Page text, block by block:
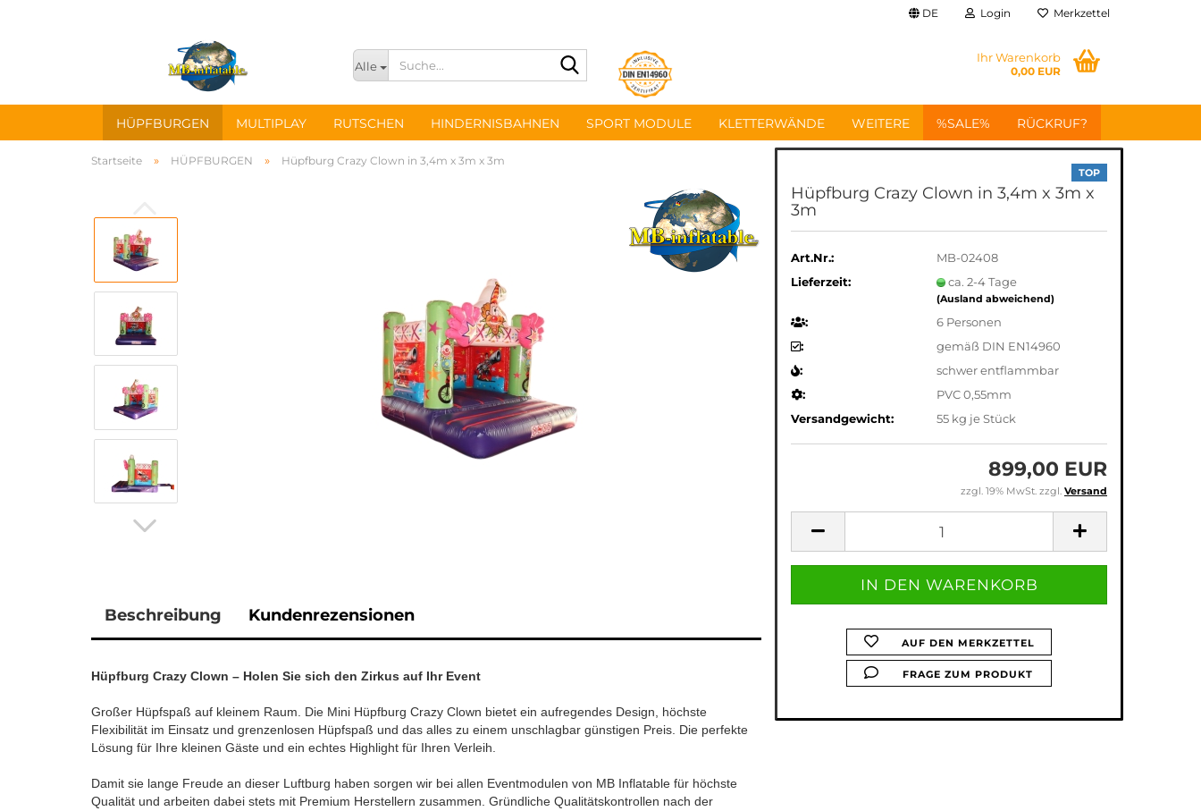
DE Login Merkzettel
Alle
Suche... Ihr Warenkorb
0,00 EUR
HÜPFBURGEN MULTIPLAY RUTSCHEN HINDERNISBAHNEN SPORT MODULE KLETTERWÄNDE %SALE% RÜCKRUF?
WEITERE
Startseite » HÜPFBURGEN » Hüpfburg Crazy Clown in 3,4m x 3m x 3m
TOP
Hüpfburg Crazy Clown in 3,4m x 3m x
3m
Art.Nr.:
MB-02408
Lieferzeit:
ca. 2-4 Tage
(Ausland abweichend)
:
6 Personen
:
gemäß DIN EN14960
:
schwer entflammbar
:
PVC 0,55mm
Versandgewicht:
55kg je Stück
899,00 EUR
zzgl. 19% MwSt. zzgl. Versand
AUF DEN MERKZETTEL
FRAGE ZUM PRODUKT
Beschreibung Kundenrezensionen
Hüpfburg Crazy Clown – Holen Sie sich den Zirkus auf Ihr Event
Großer Hüpfspaß auf kleinem Raum. Die Mini Hüpfburg Crazy Clown bietet ein aufregendes Design, höchste
Flexibilität im Einsatz und grenzenlosen Hüpfspaß und das alles zu einem unschlagbar günstigen Preis. Die perfekte
Lösung für Ihre kleinen Gäste und ein echtes Highlight für Ihren Verleih.
Damit sie lange Freude an dieser Luftburg haben sorgen wir bei allen Eventmodulen von MB Inflatable für höchste
Qualität und arbeiten dabei stets mit Premium Herstellern zusammen. Gründliche Qualitätskontrollen nach der